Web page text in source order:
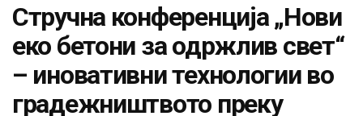
Стручна конференција „Нови
еко бетони за одржлив свет“
– иновативни технологии во
градежништвото преку